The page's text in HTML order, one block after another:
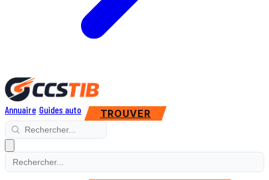
Annuaire Guides auto TROUVER